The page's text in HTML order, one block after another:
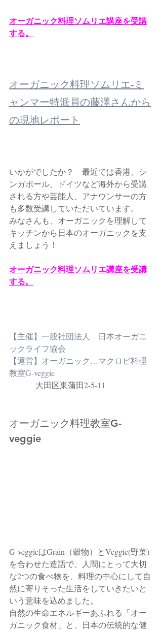
オーガニック料理ソムリエ講座を受講
する。
オーガニック料理ソムリエ-ミ
ャンマー特派員の藤澤さんから
の現地レポート
いかがでしたか？　最近では香港、シ
ンガポール、ドイツなど海外から受講
される方や芸能人、アナウンサーの方
も多数受講していただいています。
みなさんも、オーガニックを理解して
キッチンから日本のオーガニックを支
えましょう！
オーガニック料理ソムリエ講座を受講
する。
【主催】一般社団法人　日本オーガニ
ックライフ協会
【運営】オーガニック…マクロビ料理
教室G-veggie
             大田区東蒲田2-5-11
オーガニック料理教室G-
veggie
G-veggieはGrain（穀物）とVeggie(野菜)
を合わせた造語で、人間にとって大切
な2つの食べ物を、料理の中心にして自
然に寄りそった生活をしていきたいと
いう意味を込めました。
自然の生命エネルギーあふれる「オー
ガニック食材」と、日本の伝統的な健